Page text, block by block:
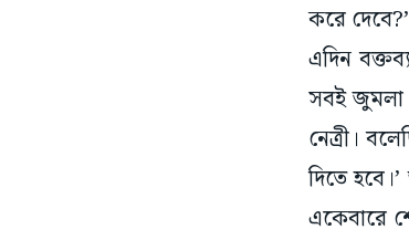
করে দেবে?’
এদিন
সবই
নেত্রী।
দিতে
একেবারে